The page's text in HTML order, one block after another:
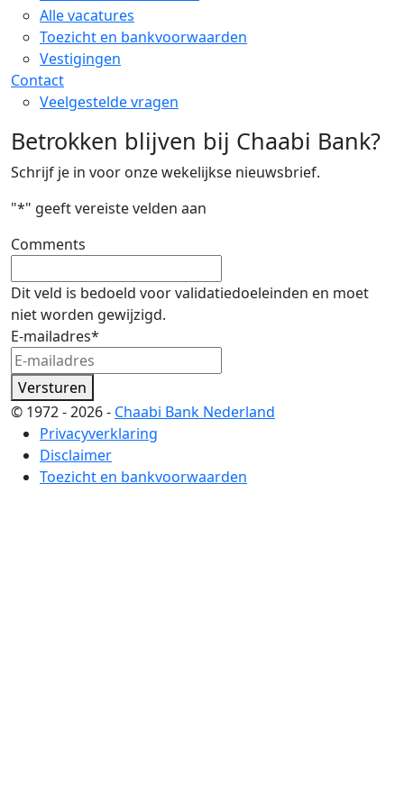
Alle vacatures
Toezicht en bankvoorwaarden
Vestigingen
Contact
Veelgestelde vragen
Betrokken blijven bij Chaabi Bank?
Schrijf je in voor onze wekelijkse nieuwsbrief.
"*" geeft vereiste velden aan
Comments
Dit veld is bedoeld voor validatiedoeleinden en moet
niet worden gewijzigd.
E-mailadres*
Versturen
© 1972 - 2026 - Chaabi Bank Nederland
Privacyverklaring
Disclaimer
Toezicht en bankvoorwaarden